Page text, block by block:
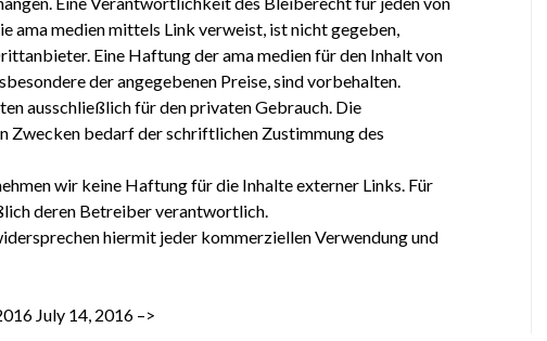
ama medien mittels Link verweist, ist nicht gegeben,
Eine Haftung der ama medien für den Inhalt von
der angegebenen Preise, sind vorbehalten.
ausschließlich für den privaten Gebrauch. Die
Zwecken bedarf der schriftlichen Zustimmung des
wir keine Haftung für die Inhalte externer Links. Für
deren Betreiber verantwortlich.
hiermit jeder kommerziellen Verwendung und
July 14, 2016 –>